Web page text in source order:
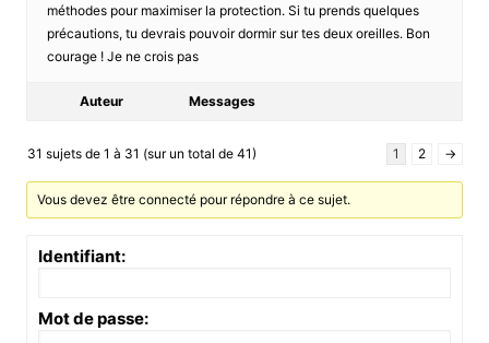
méthodes pour maximiser la protection. Si tu prends quelques
précautions, tu devrais pouvoir dormir sur tes deux oreilles. Bon
courage ! Je ne crois pas
Auteur Messages
31 sujets de 1 à 31 (sur un total de 41) 1 2 →
Vous devez être connecté pour répondre à ce sujet.
Identifiant:
Mot de passe: